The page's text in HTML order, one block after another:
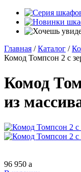
Главная / Каталог /
Комод Томпсон 2 с
Комод
из
96 950 a